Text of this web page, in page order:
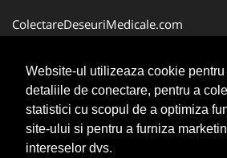
Website-ul utilizeaza cookie
detaliile de conectare, pentru a
statistici cu scopul de a optimiza
site-ului si pentru a furniza
intereselor dvs.
ColectareDeseuriMedicale.com
Service-Reparatii.com
Servicii-DDD.com